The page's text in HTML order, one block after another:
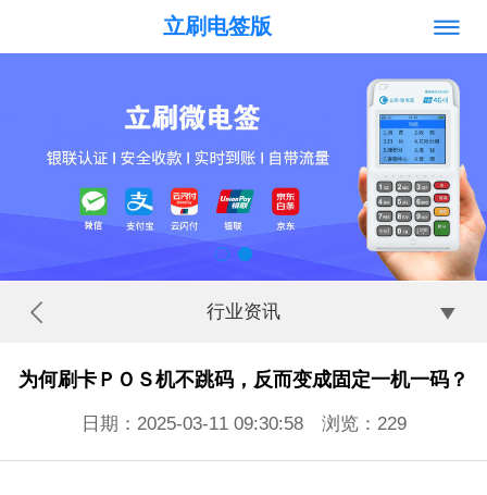
立刷电签版
行业资讯
为何刷卡ＰＯＳ机不跳码，反而变成固定一机一码？
日期：2025-03-11 09:30:58 浏览： 229